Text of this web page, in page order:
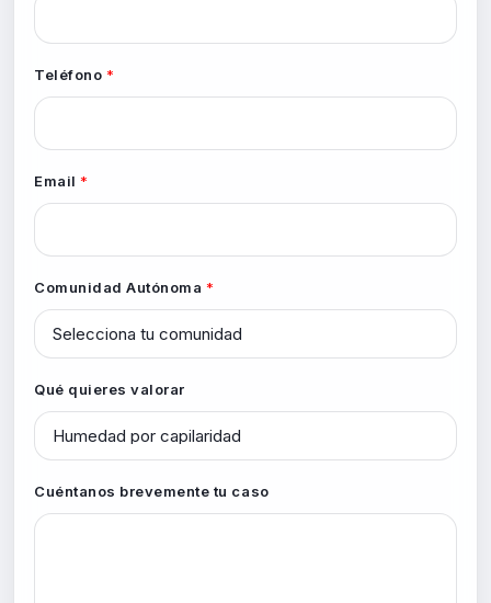
Teléfono *
C
u
n
t
a
s
t
a
s
Email *
Comunidad Autónoma *
Qué quieres valorar
Cuéntanos brevemente tu caso